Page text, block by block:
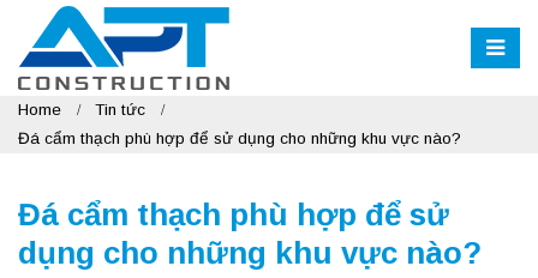
Home
Tin tức
Đá cẩm thạch phù hợp để sử dụng cho những khu vực nào?
Đá cẩm thạch phù hợp để sử
dụng cho những khu vực nào?